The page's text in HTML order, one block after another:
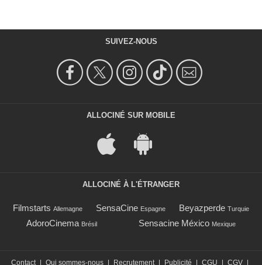
SUIVEZ-NOUS
ALLOCINÉ SUR MOBILE
ALLOCINÉ À L'ÉTRANGER
Filmstarts Allemagne SensaCine Espagne Beyazperde Turquie
AdoroCinema Brésil Sensacine México Mexique
Contact Qui sommes-nous Recrutement Publicité CGU CGV